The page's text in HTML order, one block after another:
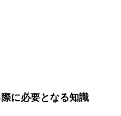
に必要となる知識